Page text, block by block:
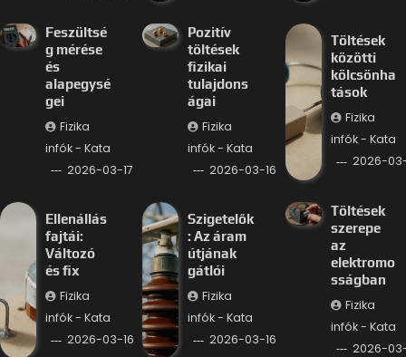
Feszültsé
g mérése
és
alapegysé
gei
Fizika
infók - Kata
2026-03-17
Pozitív
töltések
fizikai
tulajdons
ágai
Fizika
infók - Kata
2026-03-16
Töltések
közötti
kölcsönha
tások
Fizika
infók - Kata
2026-
Ellenállás
fajtái:
Változó
és fix
Fizika
infók - Kata
2026-03-16
Szigetelők
: Az áram
útjának
gátlói
Fizika
infók - Kata
2026-03-16
Töltések
szerepe
az
elektromo
sságban
Fizika
infók - Kata
2026-